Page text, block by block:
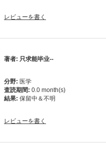
レビューを書く
著者: 只求能毕业--
分野: 医学
査読期間: 0.0 month(s)
結果: 保留中＆不明
レビューを書く